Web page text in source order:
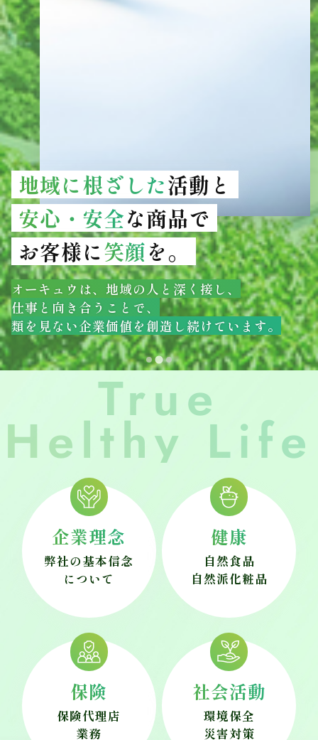
地域に根ざした活動と
安心・安全な商品で
お客様に笑顔を。
オーキュウは、地域の人と深く接し、
仕事と向き合うことで、
類を見ない企業価値を創造し続けています。
True
Helthy Life
企業理念
弊社の基本信念
について
健康
自然食品
自然派化粧品
保険
保険代理店
業務
社会活動
環境保全
災害対策